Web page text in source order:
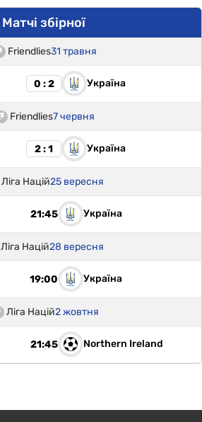
Матчі збірної
Friendlies31 травня
0 : 2 Україна
Friendlies7 червня
2 : 1 Україна
Ліга Націй25 вересня
21:45 Україна
Ліга Націй28 вересня
19:00 Україна
Ліга Націй2 жовтня
21:45 Northern Ireland